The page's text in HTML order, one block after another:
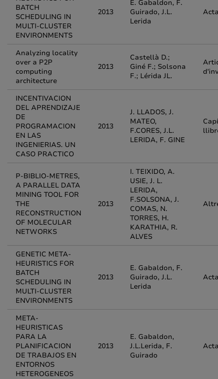
BATCH
SCHEDULING IN
MULTI-CLUSTER
ENVIRONMENTS
2013
E. Gabaldon, F.
Guirado, J.L.
Lerida
Analyzing locality
over a P2P
computing
architecture
2013
Castellà D.;
Giné F.; Solsona
F.; Lérida JL.
INCENTIVACION
DEL APRENDIZAJE
DE
PROGRAMACION
EN LAS
INGENIERIAS. UN
CASO PRACTICO
2013
J. LLADOS, J.
MATEO,
F.CORES, J.L.
LERIDA, F. GINE
P-BIBLIO-METRES,
A PARALLEL DATA
MINING TOOL FOR
THE
RECONSTRUCTION
OF MOLECULAR
NETWORKS
2013
I. TEIXIDO, A.
USIE, J. L.
LERIDA,
F.SOLSONA, J.
COMAS, N.
TORRES, H.
KARATHIA, R.
ALVES
GENETIC META-
HEURISTICS FOR
BATCH
SCHEDULING IN
MULTI-CLUSTER
ENVIRONMENTS
2013
E. Gabaldon, F.
Guirado, J.L.
Lerida
META-
HEURISTICAS
PARA LA
PLANIFICACION
DE TRABAJOS EN
ENTORNOS
HETEROGENEOS
2013
E. Gabaldon,
J.L.Lerida, F.
Guirado